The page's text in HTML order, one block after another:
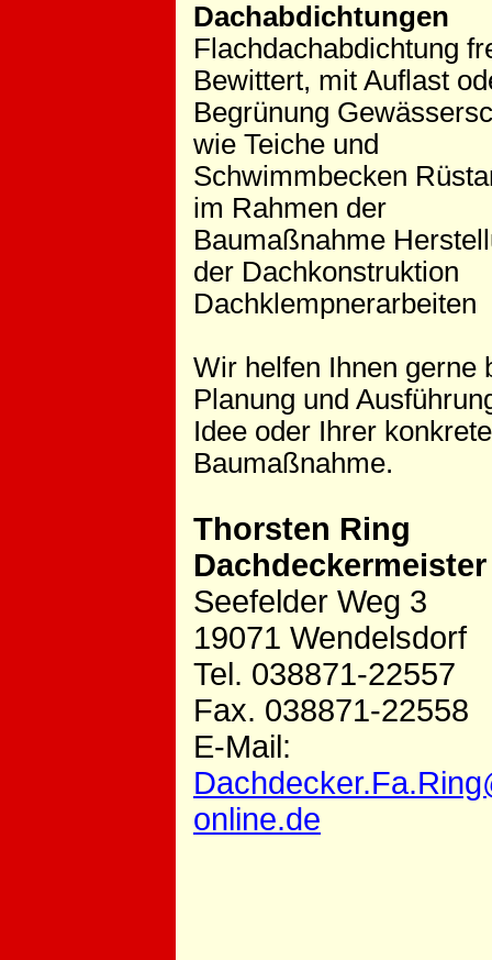
Dachabdichtungen
Flachdachabdichtung
Bewittert, mit Auflast
Begrünung
wie Teiche und
Schwimmbecken
im Rahmen der
Baumaßnahme
der Dachkonstruktion
Dachklempnerarbeiten
Wir helfen Ihnen gerne
Planung und
Idee oder Ihrer
Baumaßnahme.
Thorsten Ring
Dachdeckermeister
Seefelder Weg 3
19071 Wendelsdorf
Tel. 038871-22557
Fax. 038871-22558
E-Mail:
online.de